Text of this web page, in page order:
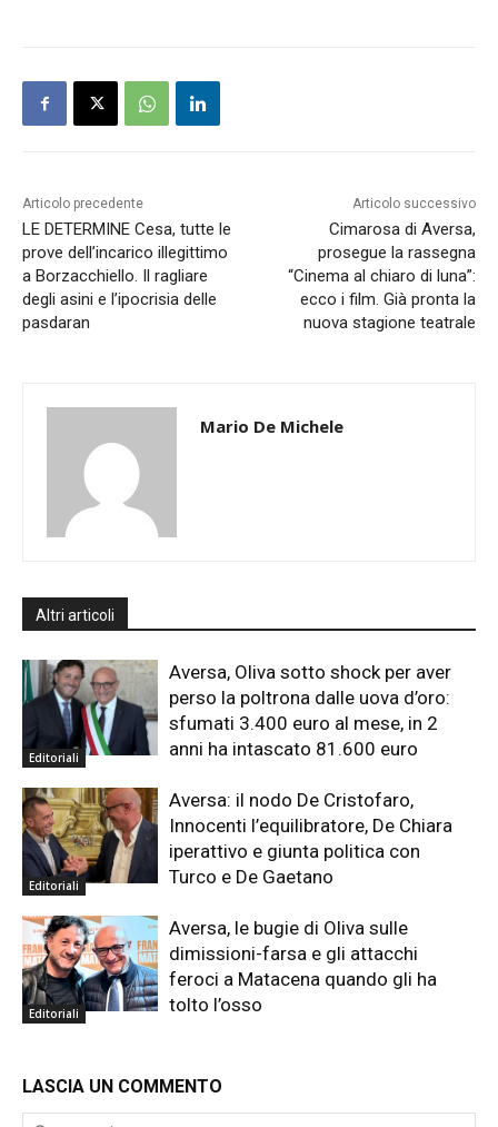
Articolo precedente
LE DETERMINE Cesa, tutte le
prove dell’incarico illegittimo
a Borzacchiello. Il ragliare
degli asini e l’ipocrisia delle
pasdaran
Articolo successivo
Cimarosa di Aversa,
prosegue la rassegna
“Cinema al chiaro di luna”:
ecco i film. Già pronta la
nuova stagione teatrale
Mario De Michele
Altri articoli
Editoriali
Aversa, Oliva sotto shock per aver
perso la poltrona dalle uova d’oro:
sfumati 3.400 euro al mese, in 2
anni ha intascato 81.600 euro
Editoriali
Aversa: il nodo De Cristofaro,
Innocenti l’equilibratore, De Chiara
iperattivo e giunta politica con
Turco e De Gaetano
Editoriali
Aversa, le bugie di Oliva sulle
dimissioni-farsa e gli attacchi
feroci a Matacena quando gli ha
tolto l’osso
LASCIA UN COMMENTO